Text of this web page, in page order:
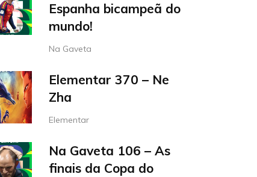
Espanha bicampeã do
mundo!
Na Gaveta
Elementar 370 – Ne
Zha
Elementar
Na Gaveta 106 – As
finais da Copa do